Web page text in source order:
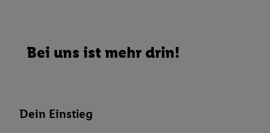
Bei uns ist mehr drin!
Dein Einstieg